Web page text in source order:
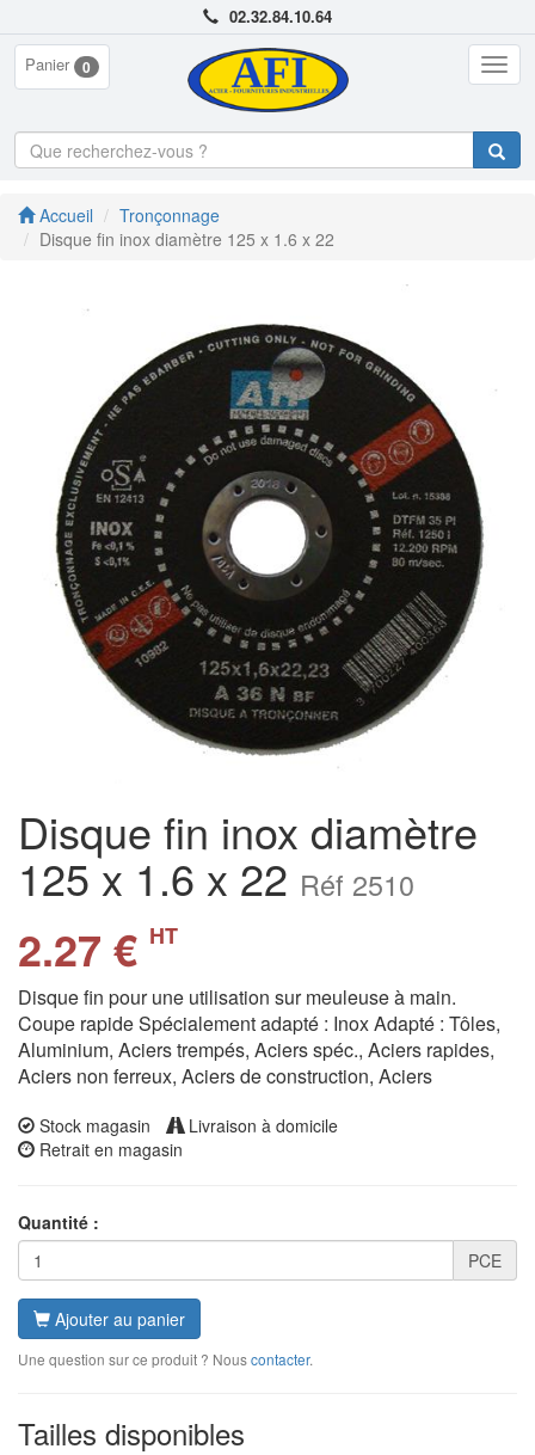
02.32.84.10.64
Panier 0
Accueil
Tronçonnage
Disque fin inox diamètre 125 x 1.6 x 22
Disque fin inox diamètre
125 x 1.6 x 22 Réf 2510
2.27 € HT
Disque fin pour une utilisation sur meuleuse à main.
Coupe rapide Spécialement adapté : Inox Adapté : Tôles,
Aluminium, Aciers trempés, Aciers spéc., Aciers rapides,
Aciers non ferreux, Aciers de construction, Aciers
Stock magasin
Livraison à domicile
Retrait en magasin
Quantité :
PCE
Ajouter au panier
Une question sur ce produit ? Nouscontacter.
Tailles disponibles